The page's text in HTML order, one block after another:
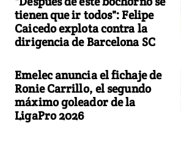
tienen que ir todos": Felipe
Caicedo explota contra la
dirigencia de Barcelona SC
Emelec anuncia el fichaje de
Ronie Carrillo, el segundo
máximo goleador de la
LigaPro 2026